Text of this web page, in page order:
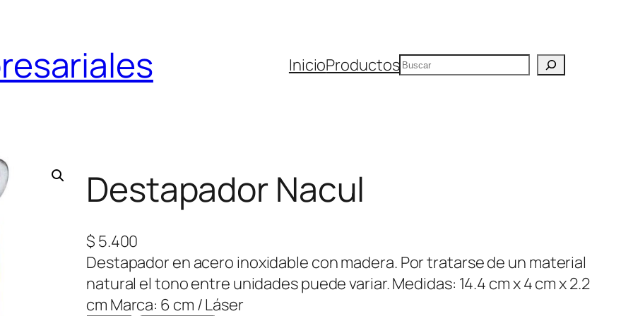
InicioProductosBuscar
Destapador Nacul
$ 5.400
Destapador en acero inoxidable con madera. Por tratarse de un material
natural el tono entre unidades puede variar. Medidas: 14.4 cm x 4 cm x 2.2
cm Marca: 6 cm / Láser